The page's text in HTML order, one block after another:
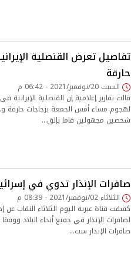
تفاصيل تعرض القنصلية
حارقة
السبت 20/نوفمبر/2021 - 06:42 م
قالت تقارير إعلامية إن القنصلية
لهجوم مساء أمس الجمعة بزجاجات حارقة
شخصين مجهولين قاما بإلق…
صافرات الإنذار تدوي في
الثلاثاء 02/نوفمبر/2021 - 08:39 م
كشفت قناة عبرية اليوم الثلاثاء النقاب
لصافرات الإنذار في جميع أنحاء البلاد
صافرات الإنذار ست…